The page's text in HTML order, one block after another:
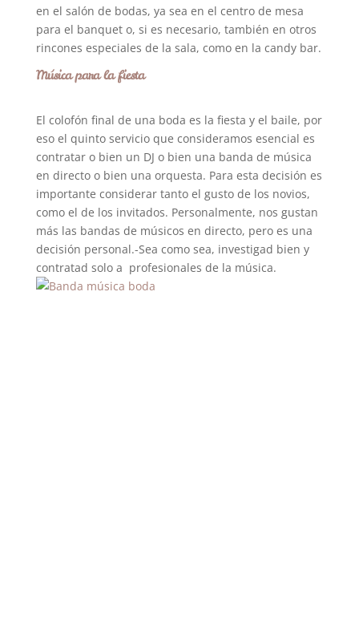
en el salón de bodas, ya sea en el centro de mesa
para el banquet o, si es necesario, también en otros
rincones especiales de la sala, como en la candy bar.
Música para la fiesta
El colofón final de una boda es la fiesta y el baile, por
eso el quinto servicio que consideramos esencial es
contratar o bien un DJ o bien una banda de música
en directo o bien una orquesta. Para esta decisión es
importante considerar tanto el gusto de los novios,
como el de los invitados. Personalmente, nos gustan
más las bandas de músicos en directo, pero es una
decisión personal.-Sea como sea, investigad bien y
contratad solo a profesionales de la música.